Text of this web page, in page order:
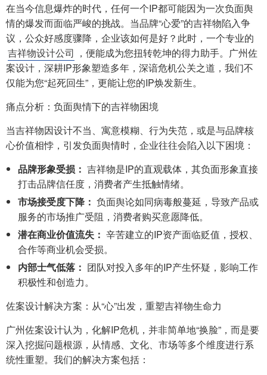
在当今信息爆炸的时代，任何一个IP都可能因为一次负面舆
情的爆发而面临严峻的挑战。当品牌“心爱”的吉祥物陷入争
议，公众好感度骤降，企业该如何是好？此时，一个专业的
吉祥物设计公司 ，便能成为您扭转乾坤的得力助手。广州佐
案设计，深耕IP形象塑造多年，深谙危机公关之道，我们不
仅能为您“起死回生”，更能让您的IP焕发新生。
痛点分析：负面舆情下的吉祥物困境
当吉祥物因设计不当、寓意模糊、行为失范，或是与品牌核
心价值相悖，引发负面舆情时，企业往往会陷入以下困境：
品牌形象受损： 吉祥物是IP的直观载体，其负面形象直接
打击品牌信任度，消费者产生抵触情绪。
市场接受度下降： 负面舆论如同病毒般蔓延，导致产品或
服务的市场推广受阻，消费者购买意愿降低。
潜在商业价值流失： 辛苦建立的IP资产面临贬值，授权、
合作等商业机会受损。
内部士气低落： 团队对投入多年的IP产生怀疑，影响工作
积极性和创造力。
佐案设计解决方案：从“心”出发，重塑吉祥物生命力
广州佐案设计认为，化解IP危机，并非简单地“换脸”，而是要
深入挖掘问题根源，从情感、文化、市场等多个维度进行系
统性重塑。我们的解决方案包括：